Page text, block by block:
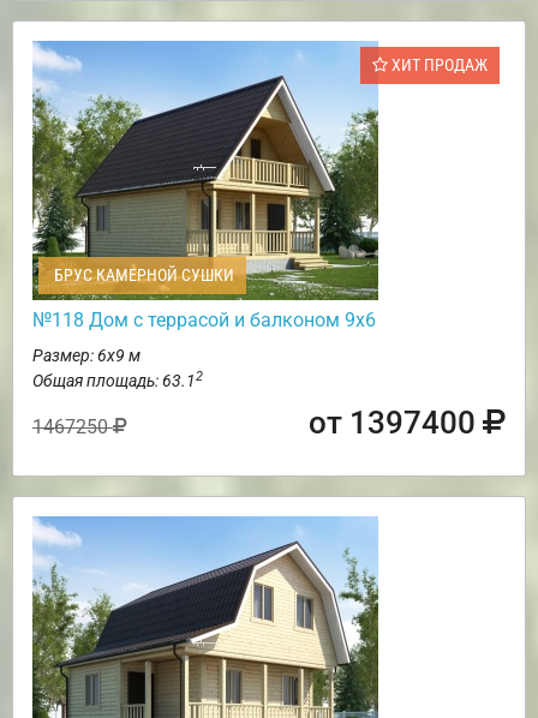
ХИТ ПРОДАЖ
БРУС КАМЕРНОЙ СУШКИ
№118 Дом с террасой и балконом 9х6
Размер: 6х9 м
Общая площадь: 63.12
1467250 от 1397400